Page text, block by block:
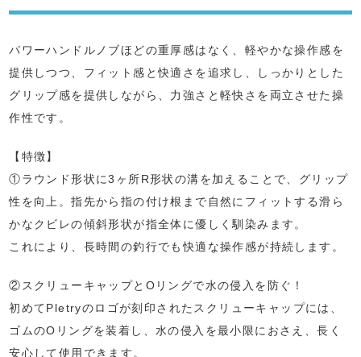
パワーハンドルノブほどの重厚感はなく、軽やかな操作感を
提供しつつ、フィット感と快適さを追求し、しっかりとした
グリップ感を提供しながら、力強さと軽快さを両立させた操
作性です。
【特徴】
①ラウンド形状に3ヶ所R形状の溝を加えることで、グリップ
性を向上。指先から指の付け根まで自然にフィットする滑ら
かなクビレの傾斜形状が指全体に優しく馴染みます。
これにより、長時間の釣行でも快適な操作感が持続します。
②スクリューキャップとOリングで水の侵入を防ぐ！
初めてPletryのロゴが刻印されたスクリューキャップには、
ゴムのOリングを装着し、水の侵入を最小限におさえ、長く
安心して使用できます。